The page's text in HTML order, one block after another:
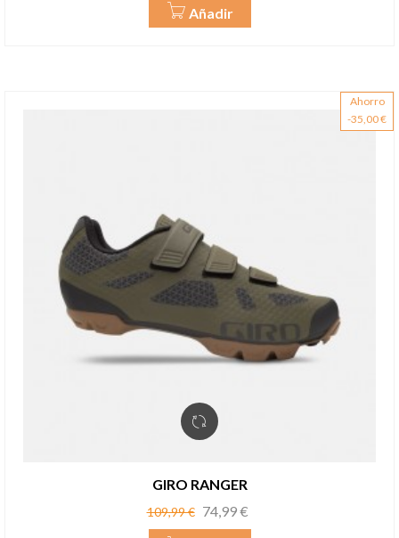
Añadir
Ahorro
-35,00 €
GIRO RANGER
Precio
base
109,99 € Precio
74,99 €